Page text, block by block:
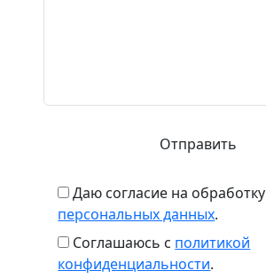
Даю согласие на обработку
персональных данных.
Соглашаюсь с политикой
конфиденциальности.